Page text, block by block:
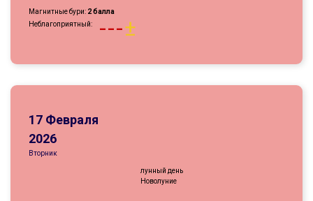
Магнитные бури: 2 балла
Неблагоприятный:
---±
17 Февраля
2026
Вторник
лунный день
Новолуние